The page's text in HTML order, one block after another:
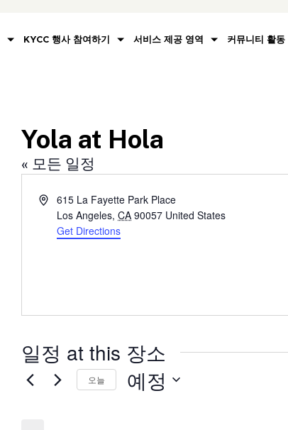
KYCC 행사 참여하기 서비스 제공 영역 커뮤니티 활동
Yola at Hola
« 모든 일정
Address615 La Fayette Park Place
Los Angeles, CA 90057 United States
Get Directions
일정 at this 장소
오늘 예정